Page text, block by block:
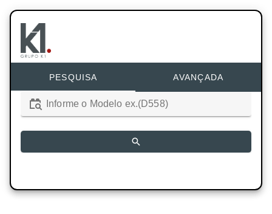
PESQUISA AVANÇADA
Informe o Modelo ex.(D558)